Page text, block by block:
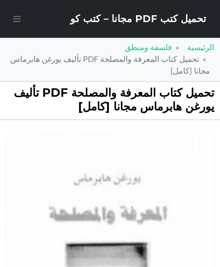
تحميل كتب PDF مجانا – كتب كو
الرئيسية
فلسفة ومنطق
تحميل كتاب المعرفة والمصلحة PDF تأليف يورغن هابرماس
مجانا [كامل]
تحميل كتاب المعرفة والمصلحة PDF تأليف
يورغن هابرماس مجانا [كامل]